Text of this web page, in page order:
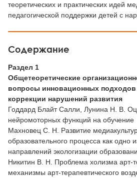
теоретических и практических идей
педагогической поддержки детей с
Содержание
Раздел 1
Общетеоретические
вопросы инновационных подходов
коррекции нарушений развития
Годдард Блайт Салли, Лунина Н. В.
нейромоторных функций на обучение
Махновец С. Н. Развитие
образовательного процесса как одно
направлений экологизации
Никитин В. Н. Проблема холизма арт-
механизмы арт-терапевтического